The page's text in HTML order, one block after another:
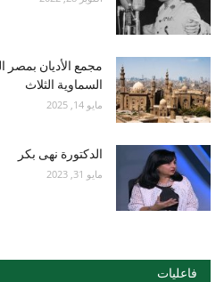
مجمع الأديان بمصر
السماوية الثلاث
مايو 14, 2025
الدكتورة نهى بكر
مايو 31, 2023
فاعليات